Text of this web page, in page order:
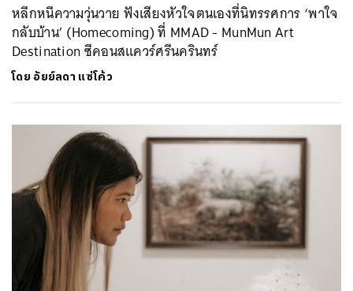
หลีกหนีความวุ่นวาย ฟังเสียงหัวใจตนเองที่นิทรรศการ ‘พาใจ
กลับบ้าน’ (Homecoming) ที่ MMAD - MunMun Art
Destination ซีคอนสแควร์ศรีนครินทร์
โดย อัยย์ลดา แซ่โค้ว